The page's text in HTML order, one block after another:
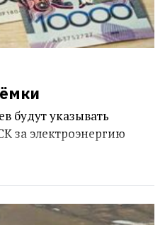
будут указывать
за электроэнергию